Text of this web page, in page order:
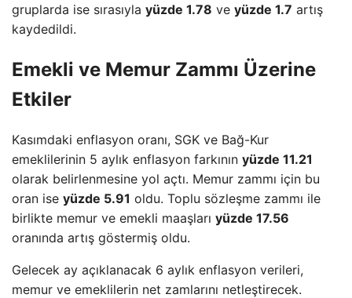
gruplarda ise sırasıyla yüzde 1.78 ve yüzde 1.7 artış
kaydedildi.
Emekli ve Memur Zammı Üzerine
Etkiler
Kasımdaki enflasyon oranı, SGK ve Bağ-Kur
emeklilerinin 5 aylık enflasyon farkının yüzde 11.21
olarak belirlenmesine yol açtı. Memur zammı için bu
oran ise yüzde 5.91 oldu. Toplu sözleşme zammı ile
birlikte memur ve emekli maaşları yüzde 17.56
oranında artış göstermiş oldu.
Gelecek ay açıklanacak 6 aylık enflasyon verileri,
memur ve emeklilerin net zamlarını netleştirecek.